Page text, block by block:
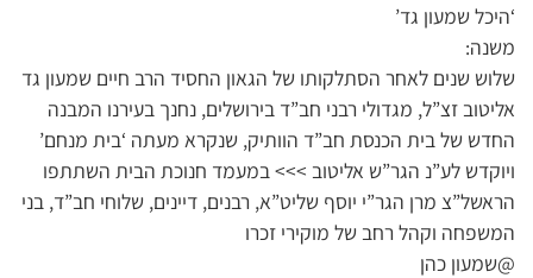
‘היכל שמעון גד’
משנה:
שלוש שנים לאחר הסתלקותו של הגאון החסיד הרב חיים שמעון גד
אליטוב זצ”ל, מגדולי רבני חב”ד בירושלים, נחנך בעירנו המבנה
החדש של בית הכנסת חב”ד הוותיק, שנקרא מעתה ‘בית מנחם’
ויוקדש לע”נ הגר”ש אליטוב >>> במעמד חנוכת הבית השתתפו
הראשל”צ מרן הגר”י יוסף שליט”א, רבנים, דיינים, שלוחי חב”ד, בני
המשפחה וקהל רחב של מוקירי זכרו
@שמעון כהן